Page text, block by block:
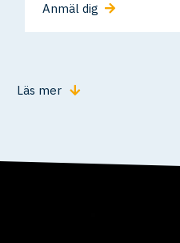
Anmäl dig
Läs mer